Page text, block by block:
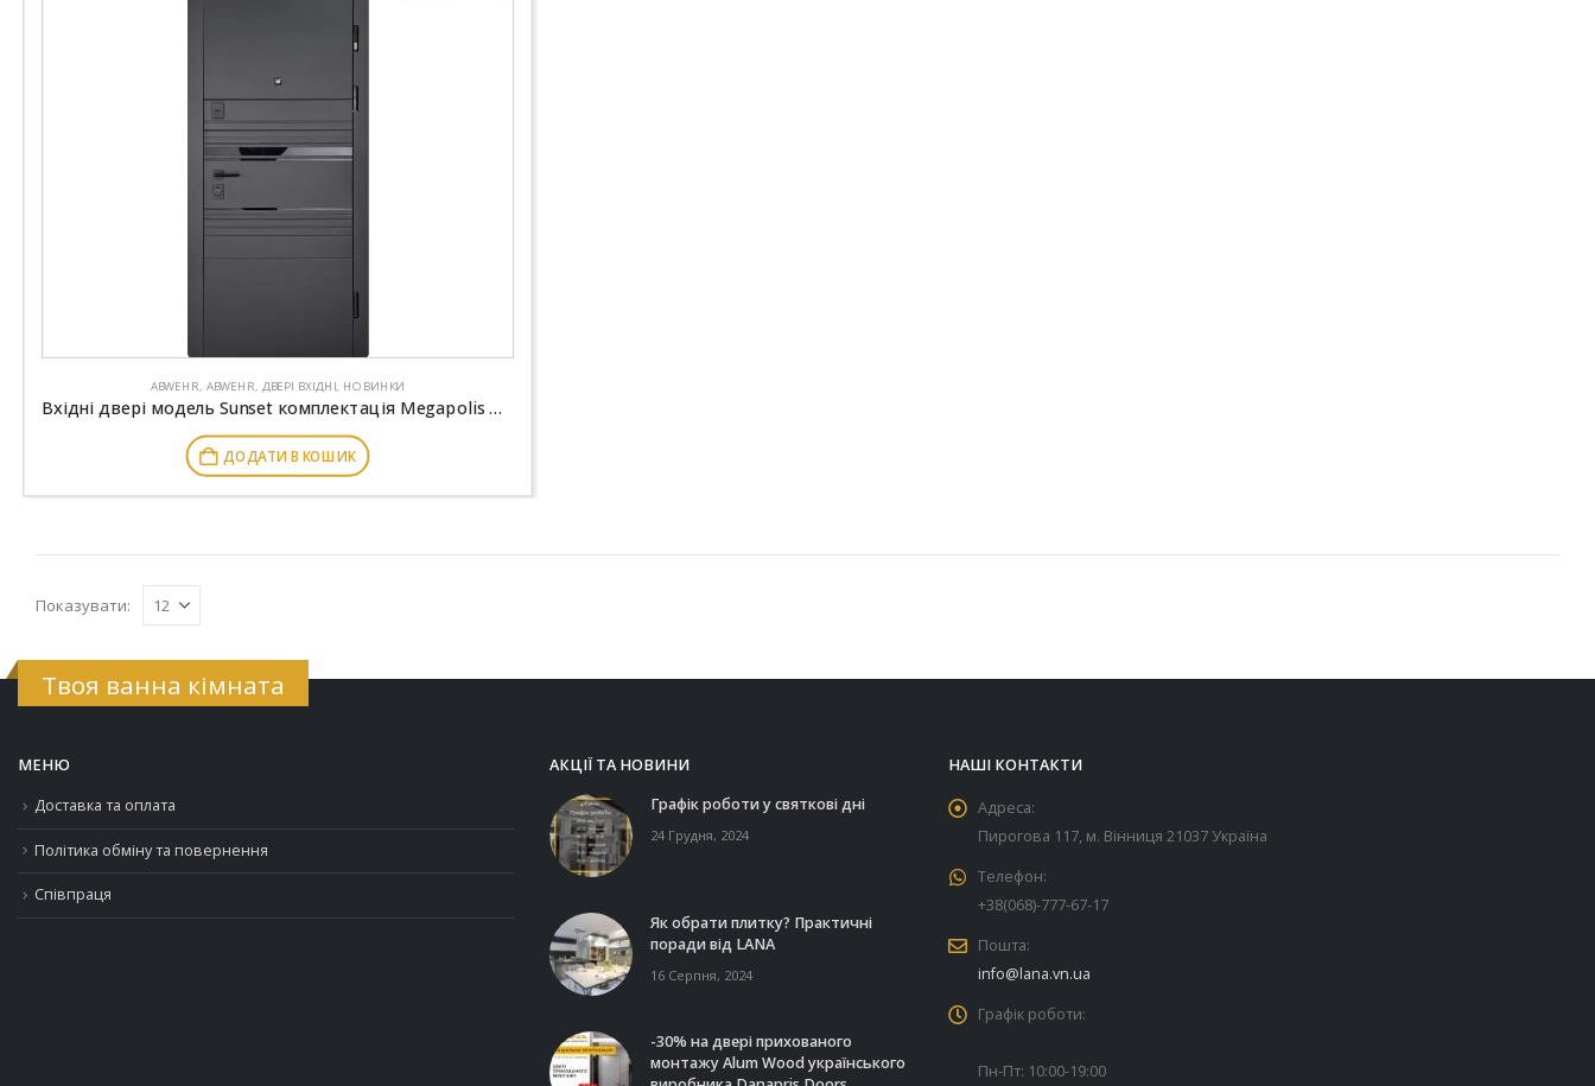
ABWEHR, ABWEHR, ДВЕРІ ВХІДНІ, НОВИНКИ
Вхідні двері модель Sunset комплектація Megapolis MG3 ABWEHR (554)
ДОДАТИ В КОШИК
Показувати:
Твоя ванна кімната
МЕНЮ
Доставка та оплата
Політика обміну та повернення
Співпраця
АКЦІЇ ТА НОВИНИ
Графік роботи у святкові дні
24 Грудня, 2024
Як обрати плитку? Практичні
поради від LANA
16 Серпня, 2024
-30% на двері прихованого
монтажу Alum Wood українського
НАШІ КОНТАКТИ
Адреса:
Пирогова 117, м. Вінниця 21037 Україна
Телефон:
+38(068)-777-67-17
Пошта:
info@lana.vn.ua
Графік роботи:
Пн-Пт: 10:00-19:00